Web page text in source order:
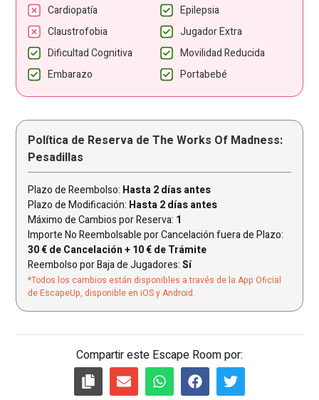
Cardiopatía
Epilepsia
Claustrofobia
Jugador Extra
Dificultad Cognitiva
Movilidad Reducida
Embarazo
Portabebé
Política de Reserva de The Works Of Madness:
Pesadillas
Plazo de Reembolso: Hasta 2 días antes
Plazo de Modificación: Hasta 2 días antes
Máximo de Cambios por Reserva: 1
Importe No Reembolsable por Cancelación fuera de Plazo:
30 € de Cancelación + 10 € de Trámite
Reembolso por Baja de Jugadores: Sí
*Todos los cambios están disponibles a través de la App Oficial
de EscapeUp, disponible en iOS y Android.
Compartir este Escape Room por: